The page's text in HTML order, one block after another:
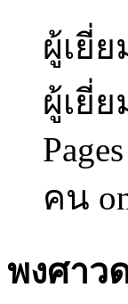
ผู้เยี่
ผู้เยี่
คน
พงศาว